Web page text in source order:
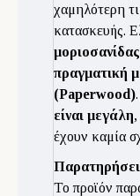
χαμηλότερη
κατασκευής.
μοριοσανίδας
πραγματική
(Paperwood)
είναι μεγάλη
έχουν καμία
Το προϊόν